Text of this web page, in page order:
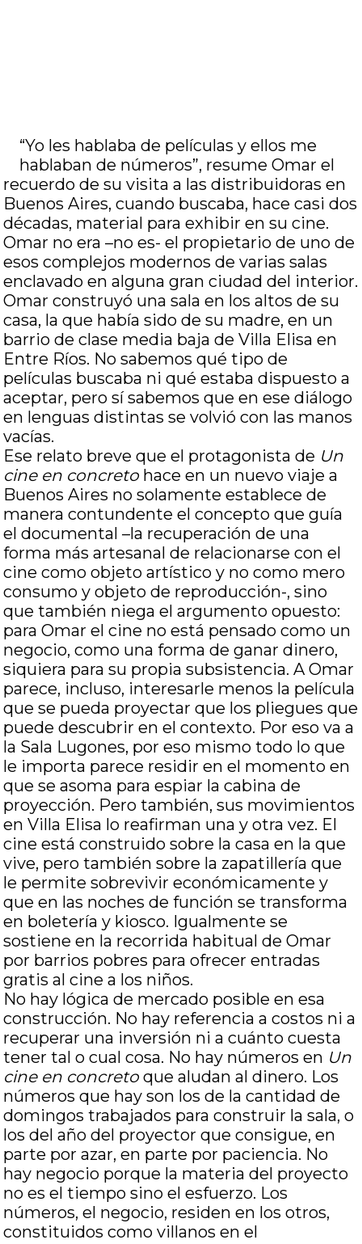
“Yo les hablaba de películas y ellos me
hablaban de números”, resume Omar el
recuerdo de su visita a las distribuidoras en
Buenos Aires, cuando buscaba, hace casi dos
décadas, material para exhibir en su cine.
Omar no era –no es- el propietario de uno de
esos complejos modernos de varias salas
enclavado en alguna gran ciudad del interior.
Omar construyó una sala en los altos de su
casa, la que había sido de su madre, en un
barrio de clase media baja de Villa Elisa en
Entre Ríos. No sabemos qué tipo de
películas buscaba ni qué estaba dispuesto a
aceptar, pero sí sabemos que en ese diálogo
en lenguas distintas se volvió con las manos
vacías.
Ese relato breve que el protagonista de Un
cine en concretohace en un nuevo viaje a
Buenos Aires no solamente establece de
manera contundente el concepto que guía
el documental –la recuperación de una
forma más artesanal de relacionarse con el
cine como objeto artístico y no como mero
consumo y objeto de reproducción-, sino
que también niega el argumento opuesto:
para Omar el cine no está pensado como un
negocio, como una forma de ganar dinero,
siquiera para su propia subsistencia. A Omar
parece, incluso, interesarle menos la película
que se pueda proyectar que los pliegues que
puede descubrir en el contexto. Por eso va a
la Sala Lugones, por eso mismo todo lo que
le importa parece residir en el momento en
que se asoma para espiar la cabina de
proyección. Pero también, sus movimientos
en Villa Elisa lo reafirman una y otra vez. El
cine está construido sobre la casa en la que
vive, pero también sobre la zapatillería que
le permite sobrevivir económicamente y
que en las noches de función se transforma
en boletería y kiosco. Igualmente se
sostiene en la recorrida habitual de Omar
por barrios pobres para ofrecer entradas
gratis al cine a los niños.
No hay lógica de mercado posible en esa
construcción. No hay referencia a costos ni a
recuperar una inversión ni a cuánto cuesta
tener tal o cual cosa. No hay números en Un
cine en concretoque aludan al dinero. Los
números que hay son los de la cantidad de
domingos trabajados para construir la sala, o
los del año del proyector que consigue, en
parte por azar, en parte por paciencia. No
hay negocio porque la materia del proyecto
no es el tiempo sino el esfuerzo. Los
números, el negocio, residen en los otros,
constituidos como villanos en el